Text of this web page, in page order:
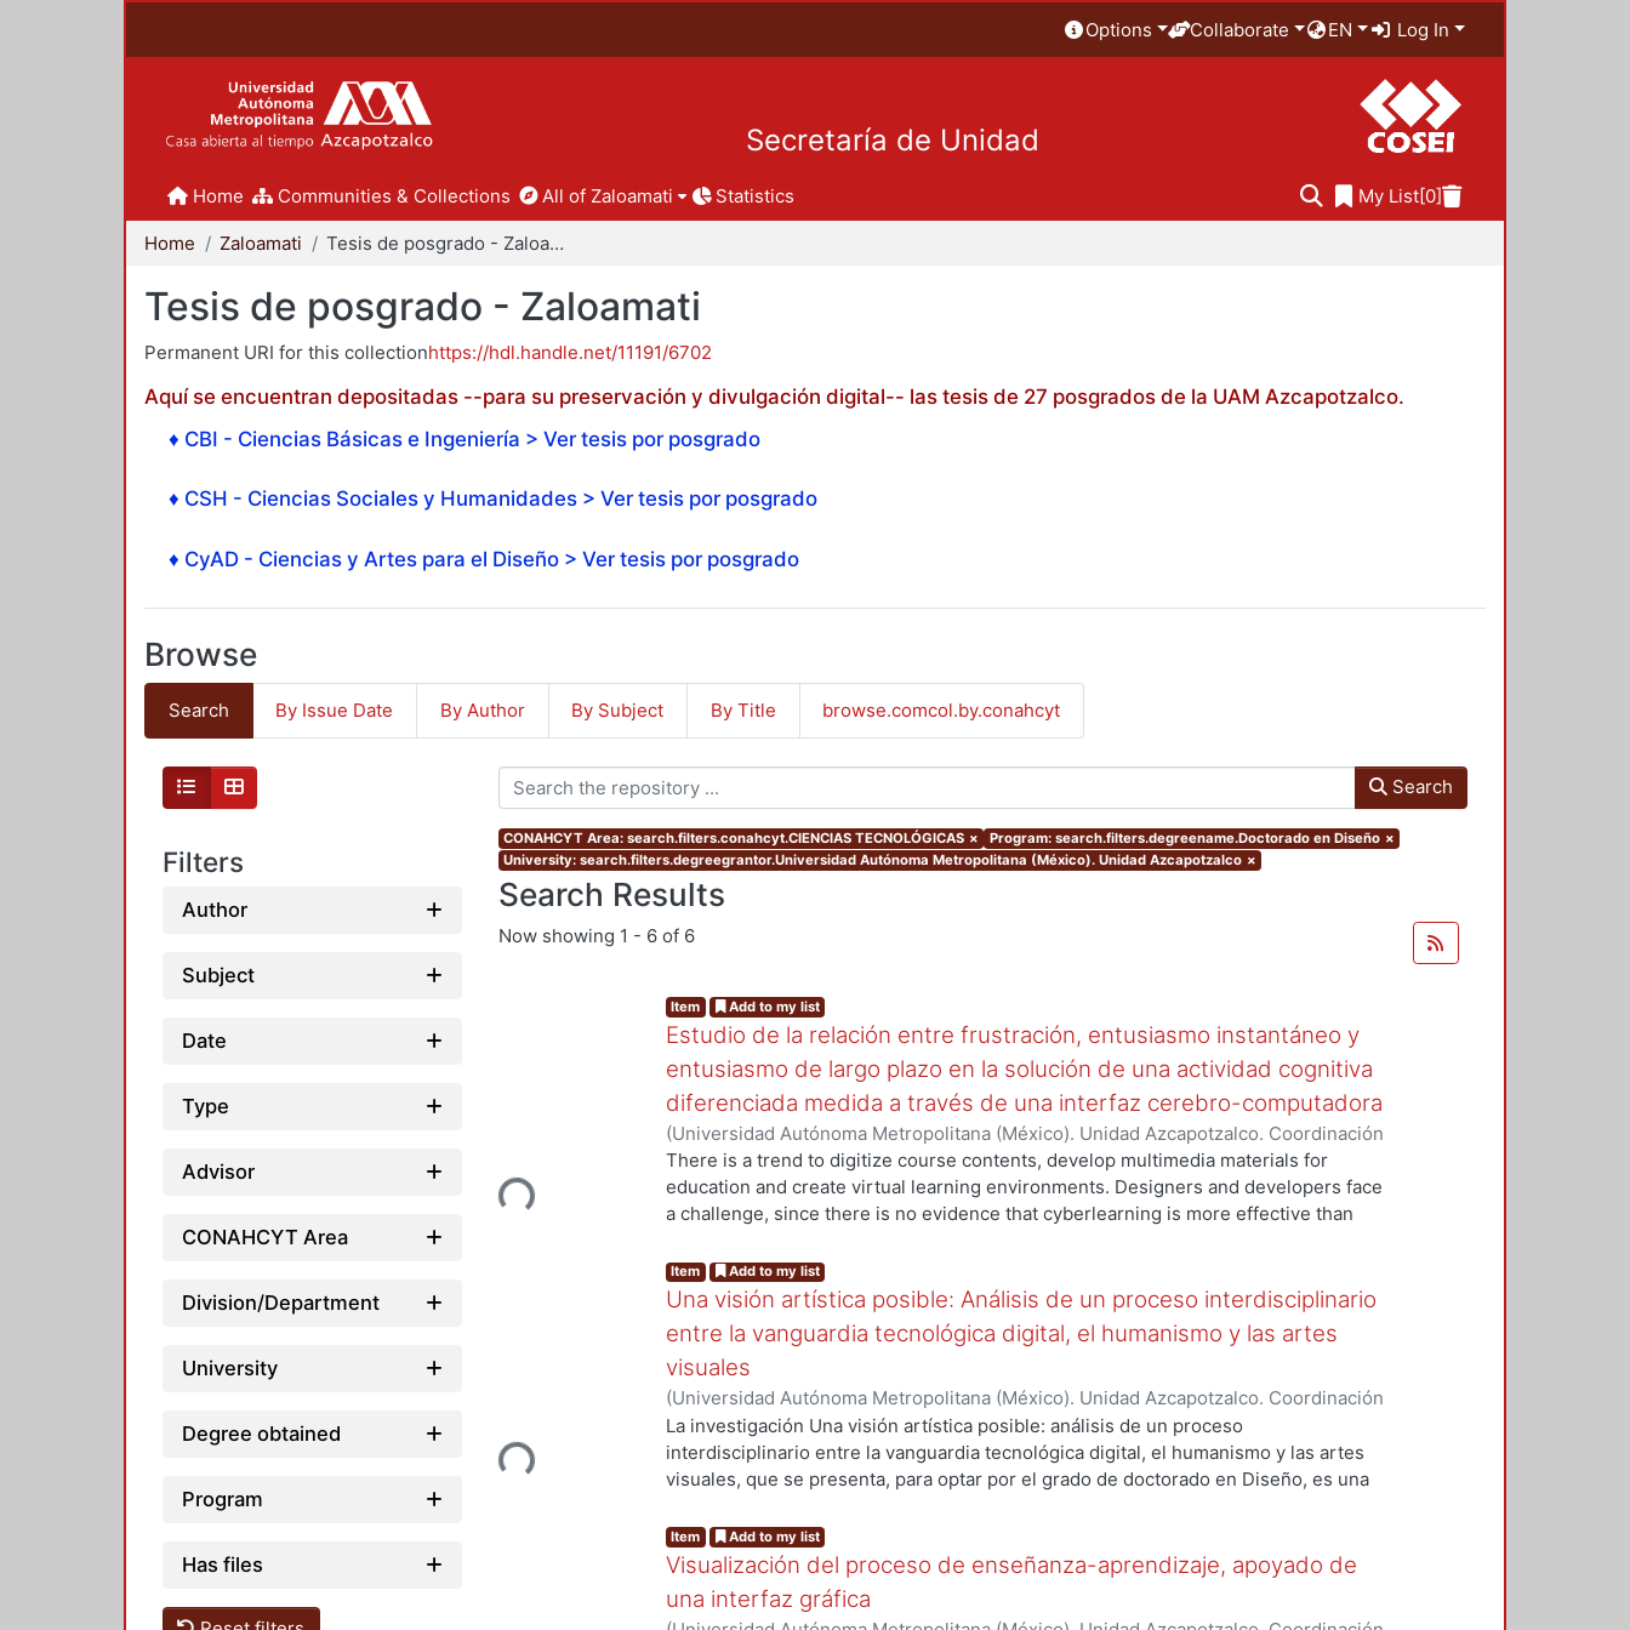
Options Collaborate EN Log In
Secretaría de Unidad
Home Communities & Collections All of Zaloamati Statistics My List[0]
Home Zaloamati Tesis de posgrado - Zaloamati
Tesis de posgrado - Zaloamati
Permanent URI for this collectionhttps://hdl.handle.net/11191/6702
Aquí se encuentran depositadas --para su preservación y divulgación digital-- las tesis de 27 posgrados de la UAM Azcapotzalco.
♦ CBI - Ciencias Básicas e Ingeniería > Ver tesis por posgrado
♦ CSH - Ciencias Sociales y Humanidades > Ver tesis por posgrado
♦ CyAD - Ciencias y Artes para el Diseño > Ver tesis por posgrado
Browse
Search By Issue Date By Author By Subject By Title browse.comcol.by.conahcyt
Filters
Author
Subject
Date
Type
Advisor
CONAHCYT Area
Division/Department
University
Degree obtained
Program
Has files
Search
CONAHCYT Area: search.filters.conahcyt.CIENCIAS TECNOLÓGICAS × Program: search.filters.degreename.Doctorado en Diseño ×
University: search.filters.degreegrantor.Universidad Autónoma Metropolitana (México). Unidad Azcapotzalco ×
Search Results
Now showing 1 - 6 of 6
Loading...
Item Add to my list
Estudio de la relación entre frustración, entusiasmo instantáneo y
entusiasmo de largo plazo en la solución de una actividad cognitiva
diferenciada medida a través de una interfaz cerebro-computadora
(Universidad Autónoma Metropolitana (México). Unidad Azcapotzalco. Coordinación
de Servicios de Información.,2013-08)Latapie Venegas, Imelda
There is a trend to digitize course contents, develop multimedia materials for
education and create virtual learning environments. Designers and developers face
a challenge, since there is no evidence that cyberlearning is more effective than
(levels of attention, frustration, cognitive load, or facial expressions, to name a few)
are not perceived or registered. Valuable information to design systems that
support learning is lost. This research aims to generate knowledge relevant to
interactive systems design through an experiment which aims to clarify the
relationship between a task’s level of complexity and user’s reactions to it
(frustration, instantaneous excitement and long-term excitement).
Loading...
Item Add to my list
Una visión artística posible: Análisis de un proceso interdisciplinario
entre la vanguardia tecnológica digital, el humanismo y las artes
visuales
(Universidad Autónoma Metropolitana (México). Unidad Azcapotzalco. Coordinación
de Servicios de Información.,2009-11)Gold Kohan, Bela
La investigación Una visión artística posible: análisis de un proceso
interdisciplinario entre la vanguardia tecnológica digital, el humanismo y las artes
visuales, que se presenta, para optar por el grado de doctorado en Diseño, es una
vergonzoso para la humanidad el Holocausto, sin embargo no es trabajo que
pretenda explicarlo, censurarlo o condenarlo ni siquiera se pregunta cómo es que
fue humanamente posible el devenir de tal yerro de la humanidad, el propósito de
los esfuerzos de la autora es revisar la gran cantidad archivos y documentos, que
Item Add to my list
Visualización del proceso de enseñanza-aprendizaje, apoyado de
una interfaz gráfica